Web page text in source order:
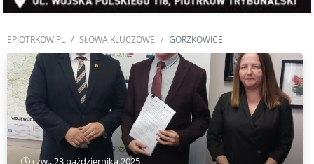
EPIOTRKOW.PL SŁOWA KLUCZOWE GORZKOWICE
czw., 23 października 2025